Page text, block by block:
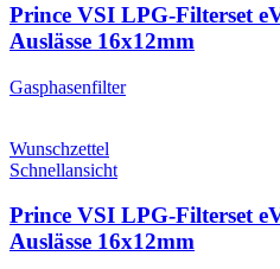
Prince VSI LPG-Filterset
Auslässe 16x12mm
Gasphasenfilter
Wunschzettel
Schnellansicht
Prince VSI LPG-Filterset
Auslässe 16x12mm